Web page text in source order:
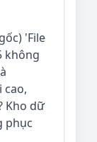
'File
không
cao,
Kho dữ
phục